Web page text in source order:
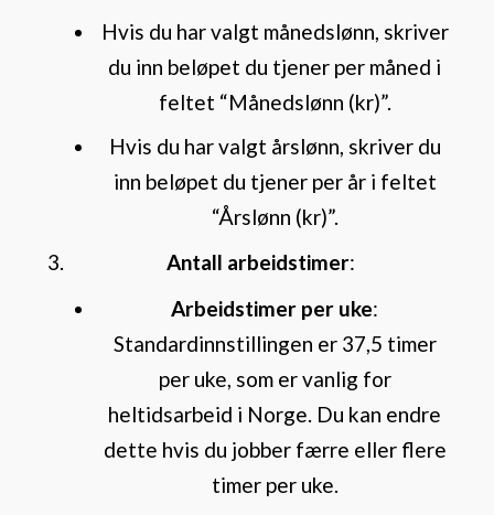
Hvis du har valgt månedslønn, skriver
du inn beløpet du tjener per måned i
feltet “Månedslønn (kr)”.
Hvis du har valgt årslønn, skriver du
inn beløpet du tjener per år i feltet
“Årslønn (kr)”.
Antall arbeidstimer:
Arbeidstimer per uke:
Standardinnstillingen er 37,5 timer
per uke, som er vanlig for
heltidsarbeid i Norge. Du kan endre
dette hvis du jobber færre eller flere
timer per uke.